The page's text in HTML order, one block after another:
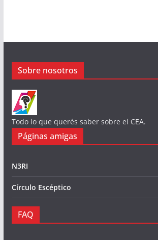
Sobre nosotros
Todo lo que querés saber sobre el CEA.
Páginas amigas
N3RI
Círculo Escéptico
FAQ